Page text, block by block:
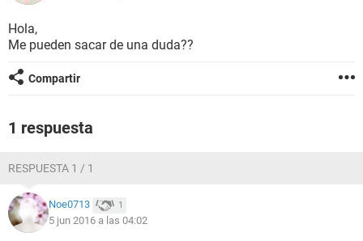
BIENESTAR
SEXUALIDAD
Hola,
Me pueden sacar de una duda??
Compartir
1 respuesta
RESPUESTA 1 / 1
Noe0713 1
5 jun 2016 a las 04:02